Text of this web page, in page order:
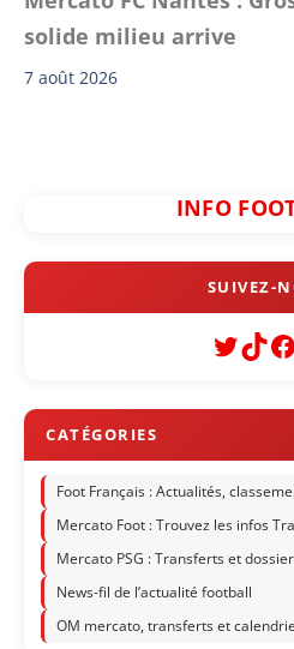
solide milieu arrive
7 août 2026
INFO
Foot Français : Actualités,
Mercato Foot : Trouvez les infos
Mercato PSG : Transferts et
News-fil de l’actualité football
OM mercato, transferts et